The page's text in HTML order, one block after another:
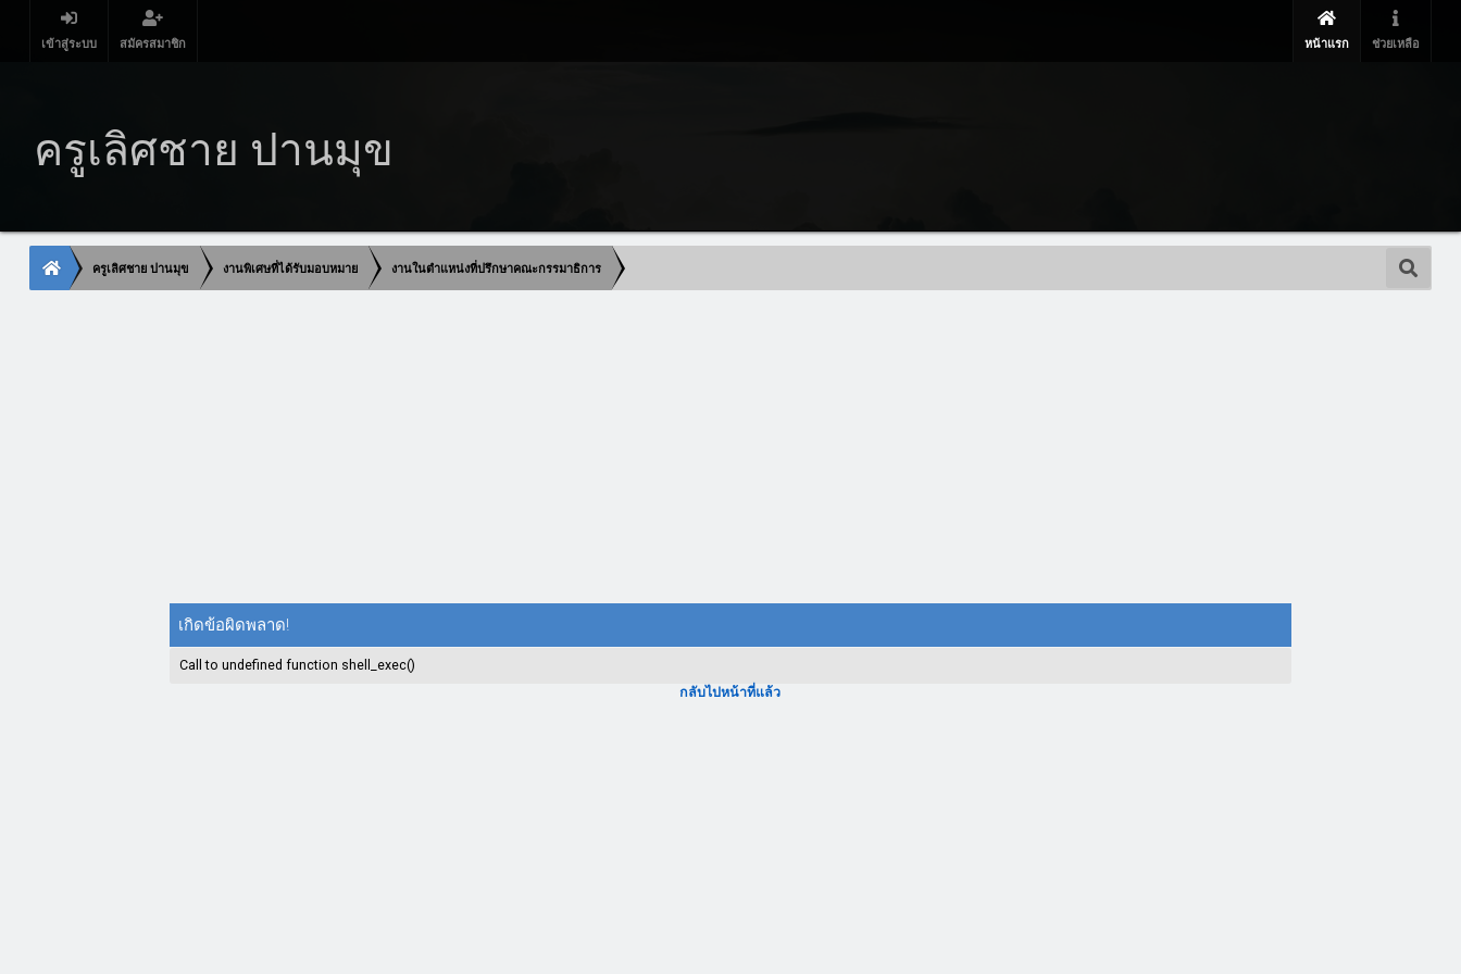
เข้าสู่ระบบ สมัครสมาชิก หน้าแรก ช่วยเหลือ
ครูเลิศชาย ปานมุข
ครูเลิศชาย ปานมุข งานพิเศษที่ได้รับมอบหมาย งานในตำแหน่งที่ปรึกษาคณะกรรมาธิการ
เกิดข้อผิดพลาด!
Call to undefined function shell_exec()
กลับไปหน้าที่แล้ว